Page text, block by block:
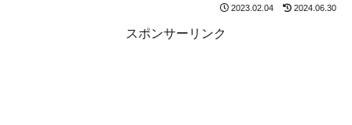
2023.02.04 2024.06.30
スポンサーリンク